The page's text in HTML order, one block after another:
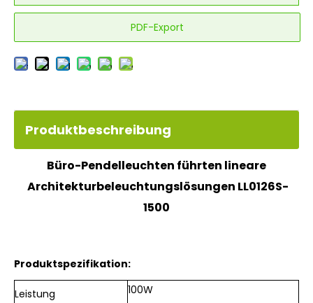
PDF-Export
Produktbeschreibung
Büro-Pendelleuchten führten lineare
Architekturbeleuchtungslösungen LL0126S-
1500
Produktspezifikation:
Leistung 100W